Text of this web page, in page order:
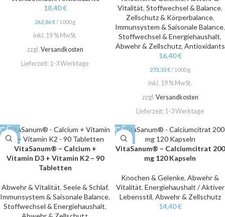
18,40€
262,86€/ 1000 g
inkl. 19 % MwSt.
zzgl. Versandkosten
Lieferzeit: 1-3 Werktage
Vitalität, Stoffwechsel & Balance,
Zellschutz & Körperbalance,
Immunsystem & Saisonale Balance,
Stoffwechsel & Energiehaushalt,
Abwehr & Zellschutz, Antioxidants
16,40€
273,33€/ 1000 g
inkl. 19 % MwSt.
zzgl. Versandkosten
Lieferzeit: 1-3 Werktage
VitaSanum® – Calcium +
Vitamin D3 + Vitamin K2 – 90
Tabletten
Abwehr & Vitalität, Seele & Schlaf,
Immunsystem & Saisonale Balance,
Stoffwechsel & Energiehaushalt,
VitaSanum® – Calciumcitrat 200
mg 120 Kapseln
Knochen & Gelenke, Abwehr &
Vitalität, Energiehaushalt / Aktiver
Lebensstil, Abwehr & Zellschutz
14,40€